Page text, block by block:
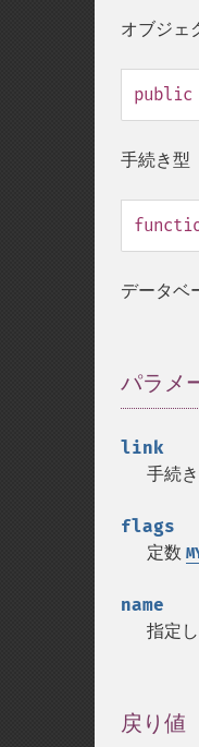
オブジェ
public
手続き型
データベ
パラメ
link
手続
flags
定数
name
指定
戻り値